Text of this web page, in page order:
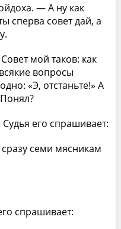
— А ну как
сперва совет дай, а
мой таков: как
вопросы
«Э, отстаньте!» А
его спрашивает:
семи мясникам
спрашивает: